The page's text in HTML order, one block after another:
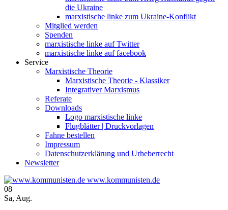
die Ukraine
marxistische linke zum Ukraine-Konflikt
Mitglied werden
Spenden
marxistische linke auf Twitter
marxistische linke auf facebook
Service
Marxistische Theorie
Marxistische Theorie - Klassiker
Integrativer Marxismus
Referate
Downloads
Logo marxistische linke
Flugblätter | Druckvorlagen
Fahne bestellen
Impressum
Datenschutzerklärung und Urheberrecht
Newsletter
www.kommunisten.de
08
Sa, Aug.